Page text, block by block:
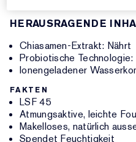
HERAUSRAGENDE
Chiasamen-Extrakt: Nährt
Probiotische
Ionengeladener
FAKTEN
LSF 45
Atmungsaktive, leichte
Makelloses, natürlich
Spendet Feuchtigkeit